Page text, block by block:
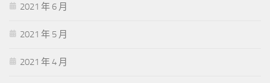
2021 年 6 月
2021 年 5 月
2021 年 4 月